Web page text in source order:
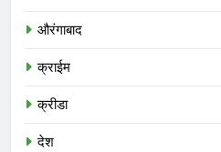
औरंगाबाद
क्राईम
क्रीडा
देश